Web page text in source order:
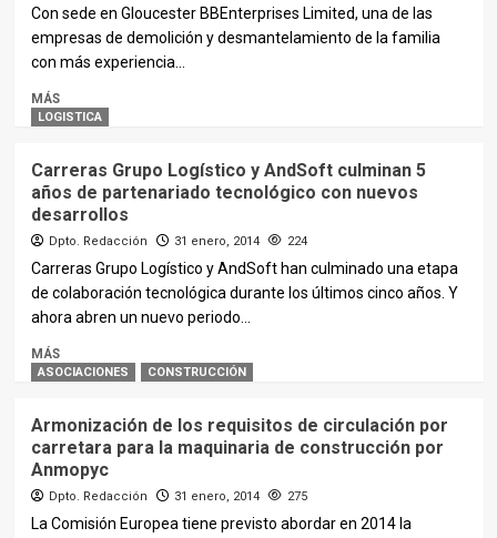
Con sede en Gloucester BBEnterprises Limited, una de las
empresas de demolición y desmantelamiento de la familia
con más experiencia...
MÁS
LOGISTICA
Carreras Grupo Logístico y AndSoft culminan 5
años de partenariado tecnológico con nuevos
desarrollos
Dpto. Redacción 31 enero, 2014 224
Carreras Grupo Logístico y AndSoft han culminado una etapa
de colaboración tecnológica durante los últimos cinco años. Y
ahora abren un nuevo periodo...
MÁS
ASOCIACIONES CONSTRUCCIÓN
Armonización de los requisitos de circulación por
carretara para la maquinaria de construcción por
Anmopyc
Dpto. Redacción 31 enero, 2014 275
La Comisión Europea tiene previsto abordar en 2014 la